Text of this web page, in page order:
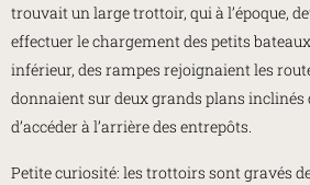
trouvait un large trottoir, qui à l’époque,
effectuer le chargement des petits
inférieur, des rampes rejoignaient les
donnaient sur deux grands plans
d’accéder à l’arrière des entrepôts.
Petite curiosité: les trottoirs sont gravés